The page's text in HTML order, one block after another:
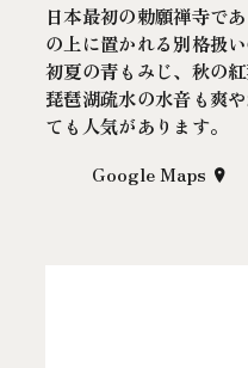
日本最初の勅願禅寺で
の上に置かれる別格扱
初夏の青もみじ、秋の
琵琶湖疏水の水音も爽
ても人気があります。
Google Maps